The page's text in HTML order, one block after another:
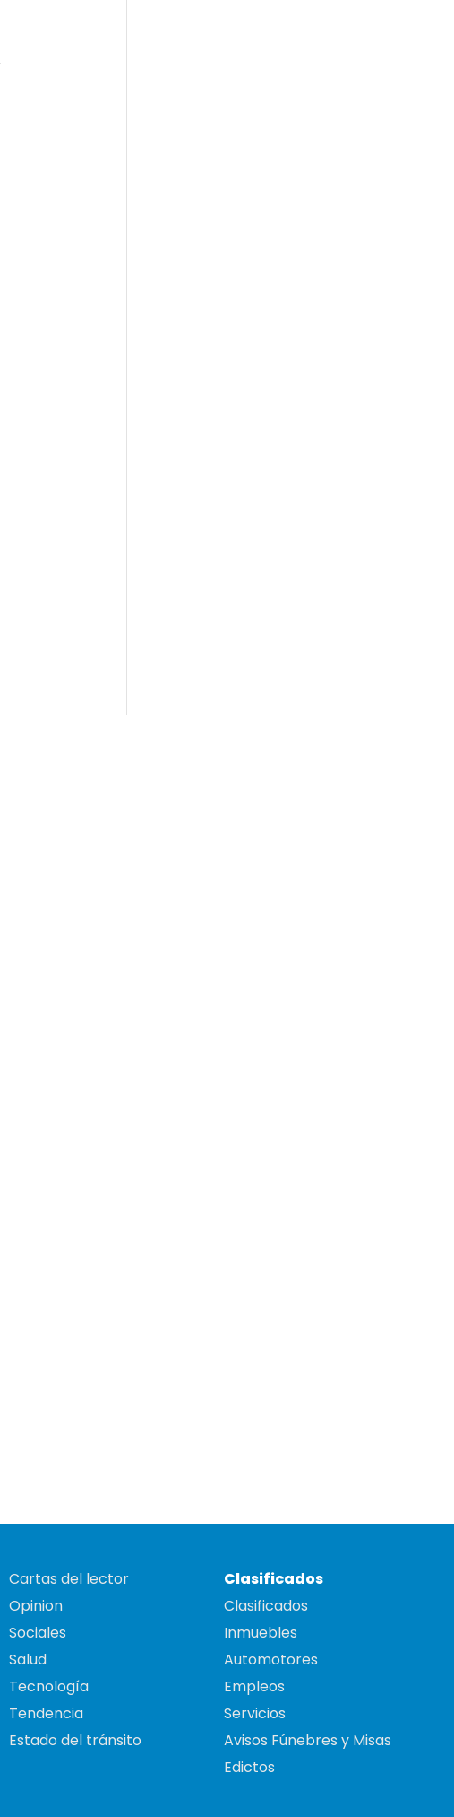
Cartas del lector
Opinion
Sociales
Salud
Tecnología
Tendencia
Estado del tránsito
Clasificados
Clasificados
Inmuebles
Automotores
Empleos
Servicios
Avisos Fúnebres y Misas
Edictos